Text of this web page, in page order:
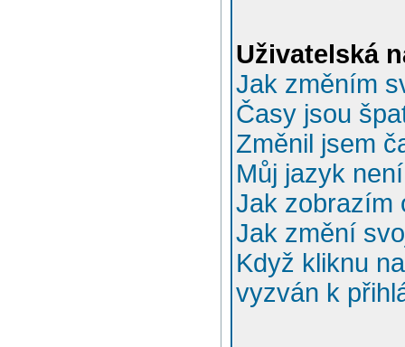
Uživatelská
Jak změním
Časy jsou
Změnil jsem
Můj jazyk
Jak zobrazím
Jak změní
Když kliknu
vyzván k